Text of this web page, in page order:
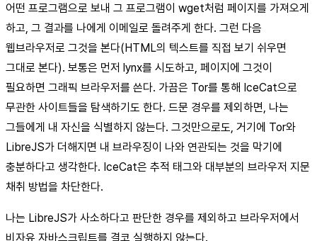
어떤 프로그램으로 보내 그 프로그램이 wget처럼 페이지를 가져오게
하고, 그 결과를 나에게 이메일로 돌려주게 한다. 그런 다음
웹브라우저로 그것을 본다(HTML의 텍스트를 직접 보기 쉬우면
그대로 본다). 보통은 먼저 lynx를 시도하고, 페이지에 그것이
필요하면 그래픽 브라우저를 쓴다. 가끔은 Tor를 통해 IceCat으로
무관한 사이트들을 탐색하기도 한다. 드문 경우를 제외하면, 나는
그들에게 내 자신을 식별하지 않는다. 그것만으로도, 거기에 Tor와
LibreJS가 더해지면 내 브라우징이 나와 연관되는 것을 막기에
충분하다고 생각한다. IceCat은 추적 태그와 대부분의 브라우저 지문
채취 방법을 차단한다.
나는 LibreJS가 사소하다고 판단한 경우를 제외하고 브라우저에서
비자유 자바스크립트를 결코 실행하지 않는다.